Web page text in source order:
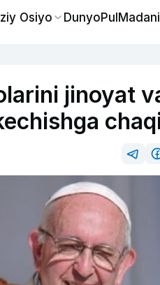
Osiyo DunyoPul
jinoyat